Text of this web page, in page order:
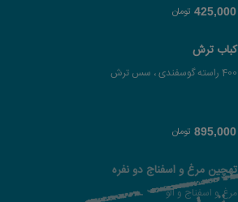
425,000 تومان
کباب ترش
400 راسته گوسفندی ، سس ترش
895,000 تومان
تهچین مرغ و اسفناج دو نفره
مرغ و اسفناج و الو